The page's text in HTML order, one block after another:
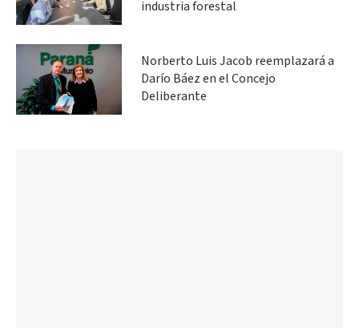
industria forestal
Norberto Luis Jacob reemplazará a
Darío Báez en el Concejo
Deliberante